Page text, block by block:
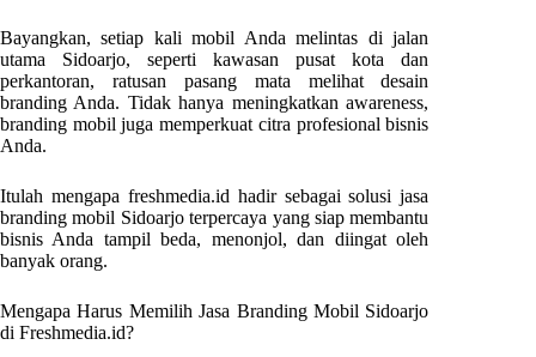
Bayangkan, setiap kali mobil Anda melintas di jalan
utama Sidoarjo, seperti kawasan pusat kota dan
perkantoran, ratusan pasang mata melihat desain
branding Anda. Tidak hanya meningkatkan awareness,
branding mobil juga memperkuat citra profesional bisnis
Anda.
Itulah mengapa freshmedia.id hadir sebagai solusi jasa
branding mobil Sidoarjo terpercaya yang siap membantu
bisnis Anda tampil beda, menonjol, dan diingat oleh
banyak orang.
Mengapa Harus Memilih Jasa Branding Mobil Sidoarjo
di Freshmedia.id?